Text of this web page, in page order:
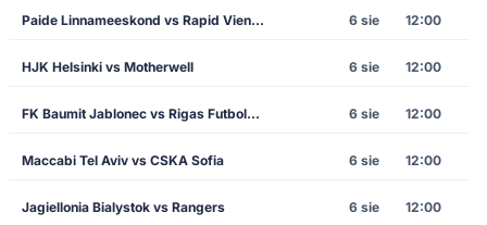
Paide Linnameeskond vs Rapid Vienna 6 sie 12:00
HJK Helsinki vs Motherwell 6 sie 12:00
FK Baumit Jablonec vs Rigas Futbola Skola 6 sie 12:00
Maccabi Tel Aviv vs CSKA Sofia 6 sie 12:00
Jagiellonia Bialystok vs Rangers 6 sie 12:00